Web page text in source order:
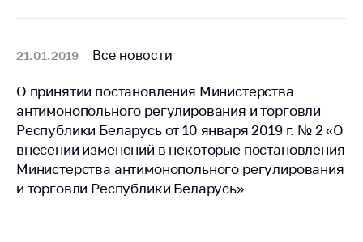
Международное
Применение мер
нетарифного
регулирования
Биржевая торговля
Выставочная
21.01.2019 Все новости
О принятии постановления Министерства
антимонопольного регулирования и торговли
Республики Беларусь от 10 января 2019 г. № 2 «О
внесении изменений в некоторые постановления
Министерства антимонопольного регулирования
и торговли Республики Беларусь»